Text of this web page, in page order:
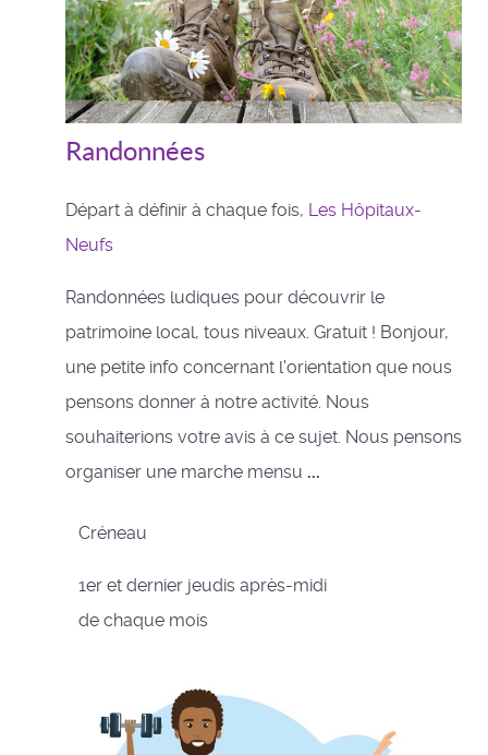
Randonnées
Départ à définir à chaque fois, Les Hôpitaux-
Neufs
Randonnées ludiques pour découvrir le
patrimoine local, tous niveaux. Gratuit ! Bonjour,
une petite info concernant l'orientation que nous
pensons donner à notre activité. Nous
souhaiterions votre avis à ce sujet. Nous pensons
organiser une marche mensu ...
Créneau
1er et dernier jeudis après-midi
de chaque mois